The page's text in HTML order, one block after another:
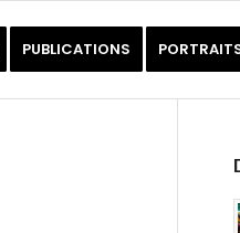
PUBLICATIONS